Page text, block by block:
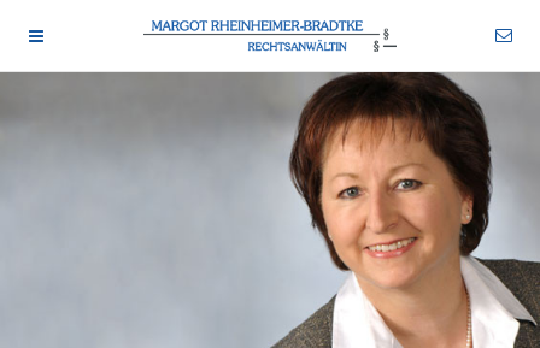
rhbr-tstn 2026-08-10wid-13drtm-bns 2026-08-10